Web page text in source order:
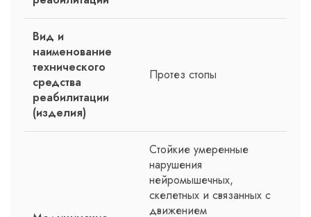
Вид и
наименование
технического
средства
реабилитации
(изделия)
Протез стопы
Стойкие умеренные
нарушения
нейромышечных,
скелетных и связанных с
движением